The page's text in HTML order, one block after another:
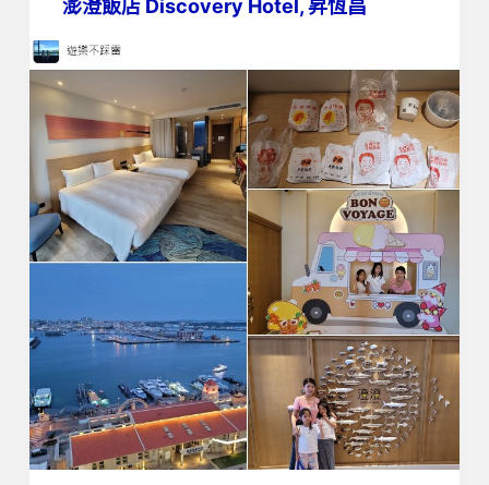
澎澄飯店 Discovery Hotel, 昇恆昌